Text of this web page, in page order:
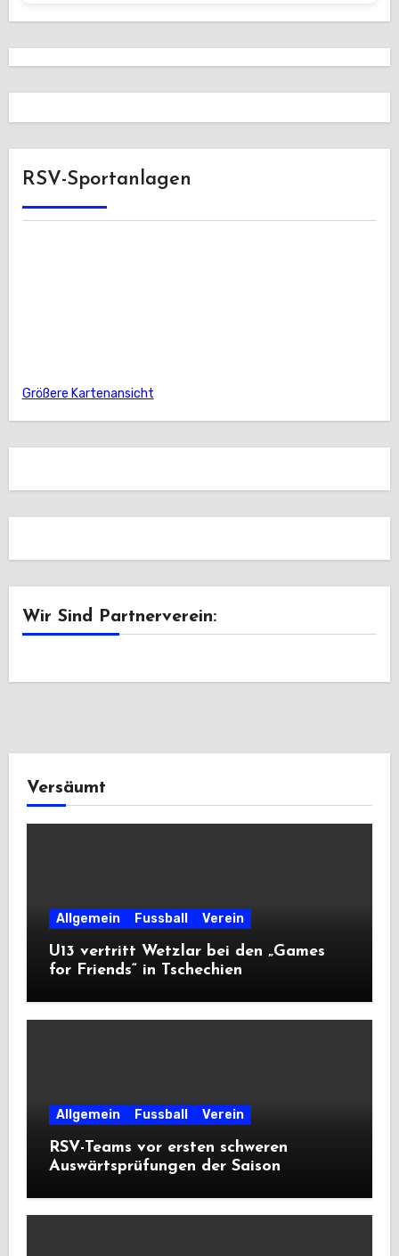
RSV-Sportanlagen
Größere Kartenansicht
Wir Sind Partnerverein:
Versäumt
Allgemein Fussball Verein
U13 vertritt Wetzlar bei den „Games
for Friends“ in Tschechien
Allgemein Fussball Verein
RSV-Teams vor ersten schweren
Auswärtsprüfungen der Saison